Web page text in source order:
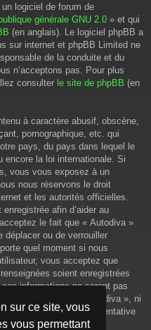
sur ce site, vous
vous permettant
logiciel de forum de
générale GNU 2.0 » et qui
(en anglais). Le logiciel phpBB a
sur internet et phpBB Limited ne
de la conduite et du
n’acceptons pas. Pour plus
consulter le site de phpBB (en
à caractère abusif, obscène,
pornographique, etc. qui
pays, du pays dans lequel le
encore la loi internationale. Si
vous vous exposez à un
nous réservons le droit
et les autorités officielles.
afin d’aider au
le fait que « Autodiva »
déplacer ou de verrouiller
quel moment si nous
vous acceptez que
soient enregistrées
informations ne seront pas
consentement, ni « Autodiva », ni
en cas de tentative
vos données.